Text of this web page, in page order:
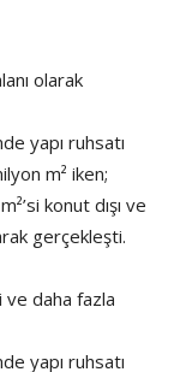
olarak
yapı ruhsatı
m² iken;
konut dışı ve
gerçekleşti.
ve daha fazla
yapı ruhsatı